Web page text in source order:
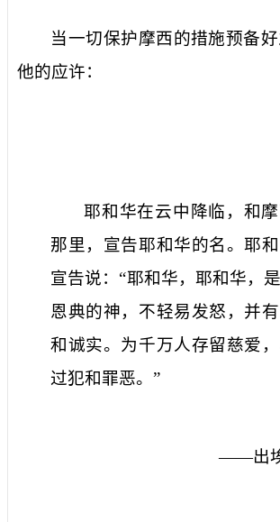
当一切保护摩西的措施预备
他的应许：
耶和华在云中降临，和
那里，宣告耶和华的名。耶
宣告说：“耶和华，耶和华，
恩典的神，不轻易发怒，并
和诚实。为千万人存留慈爱，
过犯和罪恶。”
——出